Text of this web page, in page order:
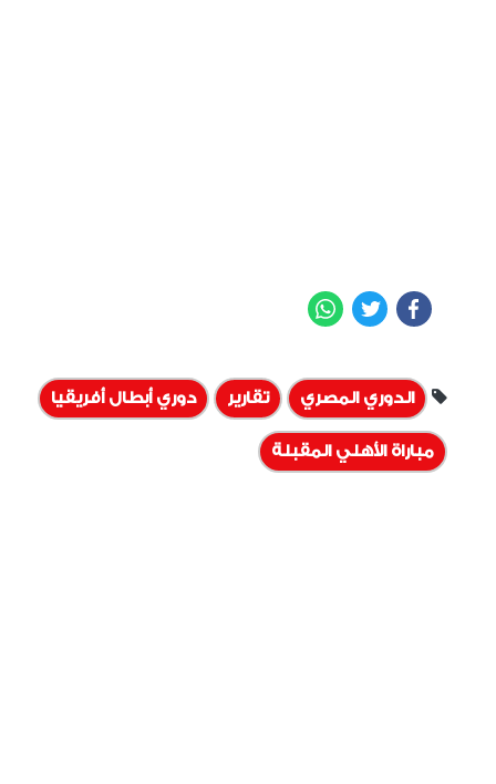
Facebook
Twitter
الدوري المصري تقارير دوري أبطال أفريقيا
مباراة الأهلي المقبلة